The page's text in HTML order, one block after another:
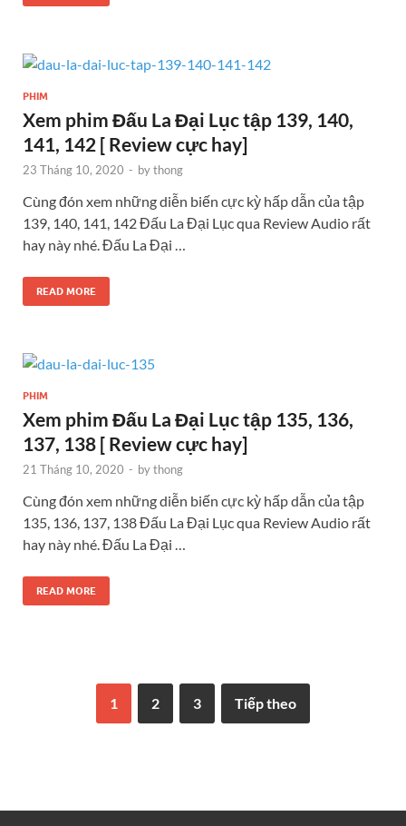
PHIM
Xem phim Đấu La Đại Lục tập 139, 140,
141, 142 [ Review cực hay]
23 Tháng 10, 2020 - bythong
Cùng đón xem những diễn biến cực kỳ hấp dẫn của tập
139, 140, 141, 142 Đấu La Đại Lục qua Review Audio rất
hay này nhé. Đấu La Đại …
READ MORE
PHIM
Xem phim Đấu La Đại Lục tập 135, 136,
137, 138 [ Review cực hay]
21 Tháng 10, 2020 - bythong
Cùng đón xem những diễn biến cực kỳ hấp dẫn của tập
135, 136, 137, 138 Đấu La Đại Lục qua Review Audio rất
hay này nhé. Đấu La Đại …
READ MORE
1 2 3 Tiếp theo